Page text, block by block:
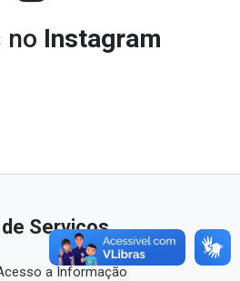
no Instagram
Serviços
a Informação